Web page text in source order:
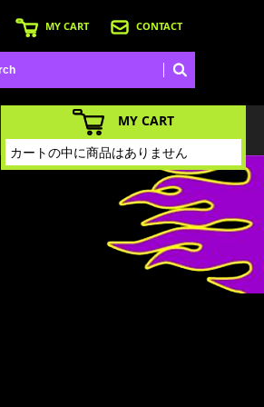
MY CART CONTACT
MY CART
カートの中に商品はありません